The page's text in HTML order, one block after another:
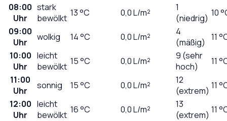
08:00
Uhr
stark
bewölkt 13°C 0,0L/m²
1
(niedrig) 10
09:00
Uhr
wolkig 14°C 0,0L/m²
4
(mäßig)
11
10:00
Uhr
leicht
bewölkt 15°C 0,0L/m²
9 (sehr
hoch)
11
11:00
Uhr
sonnig 15°C 0,0L/m²
12
(extrem) 11
12:00
Uhr
leicht
bewölkt 16°C 0,0L/m²
13
(extrem) 11